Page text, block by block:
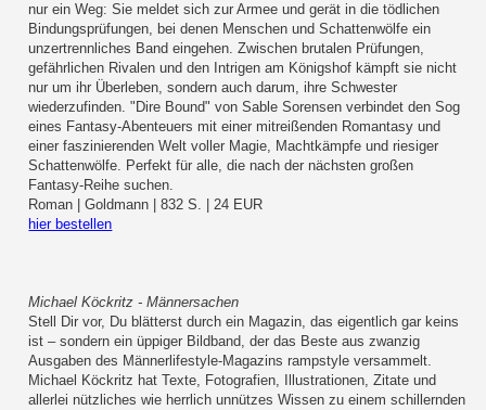
nur ein Weg: Sie meldet sich zur Armee und gerät in die tödlichen
Bindungsprüfungen, bei denen Menschen und Schattenwölfe ein
unzertrennliches Band eingehen. Zwischen brutalen Prüfungen,
gefährlichen Rivalen und den Intrigen am Königshof kämpft sie nicht
nur um ihr Überleben, sondern auch darum, ihre Schwester
wiederzufinden. "Dire Bound" von Sable Sorensen verbindet den Sog
eines Fantasy-Abenteuers mit einer mitreißenden Romantasy und
einer faszinierenden Welt voller Magie, Machtkämpfe und riesiger
Schattenwölfe. Perfekt für alle, die nach der nächsten großen
Fantasy-Reihe suchen.
Roman | Goldmann | 832 S. | 24 EUR
hier bestellen
Michael Köckritz - Männersachen
Stell Dir vor, Du blätterst durch ein Magazin, das eigentlich gar keins
ist – sondern ein üppiger Bildband, der das Beste aus zwanzig
Ausgaben des Männerlifestyle-Magazins rampstyle versammelt.
Michael Köckritz hat Texte, Fotografien, Illustrationen, Zitate und
allerlei nützliches wie herrlich unnützes Wissen zu einem schillernden